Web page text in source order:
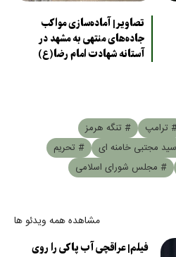
تصاویر| آماده‌سازی مواکب
جاده‌های منتهی به مشهد در
آستانه شهادت امام رضا(ع)
ترامپ
# تنگه هرمز
مجتبی خامنه ای
# تحریم
# مجلس شورای اسلامی
مشاهده همه ویدئو ها
فیلم| عراقچی آب پاکی را روی